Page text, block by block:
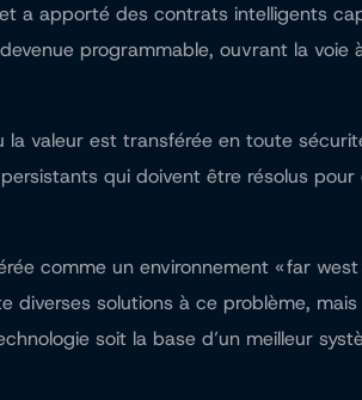
a apporté des contrats intelligents
programmable, ouvrant la voie
la valeur est transférée en toute
qui doivent être résolus pour
comme un environnement « far west
diverses solutions à ce problème,
soit la base d’un meilleur